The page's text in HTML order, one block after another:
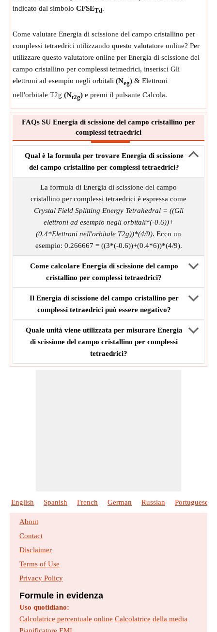
indicato dal simbolo CFSETd.
Come valutare Energia di scissione del campo cristallino per
complessi tetraedrici utilizzando questo valutatore online? Per
utilizzare questo valutatore online per Energia di scissione del
campo cristallino per complessi tetraedrici, inserisci Gli
elettroni ad esempio negli orbitali (Neg) & Elettroni
nell'orbitale T2g (Nt2g) e premi il pulsante Calcola.
FAQs SU Energia di scissione del campo cristallino per
complessi tetraedrici
Qual è la formula per trovare Energia di scissione
del campo cristallino per complessi tetraedrici?
La formula di Energia di scissione del campo
cristallino per complessi tetraedrici è espressa come
Crystal Field Splitting Energy Tetrahedral = ((Gli
elettroni ad esempio negli orbitali*(-0.6))+
(0.4*Elettroni nell'orbitale T2g))*(4/9). Ecco un
esempio: 0.266667 = ((3*(-0.6))+(0.4*6))*(4/9).
Come calcolare Energia di scissione del campo
cristallino per complessi tetraedrici?
Il Energia di scissione del campo cristallino per
complessi tetraedrici può essere negativo?
Quale unità viene utilizzata per misurare Energia
di scissione del campo cristallino per complessi
tetraedrici?
English Spanish French German Russian Portuguese
About
Contact
Disclaimer
Terms of Use
Privacy Policy
Formule in evidenza
Uso quotidiano:
Calcolatrice percentuale online Calcolatrice della media